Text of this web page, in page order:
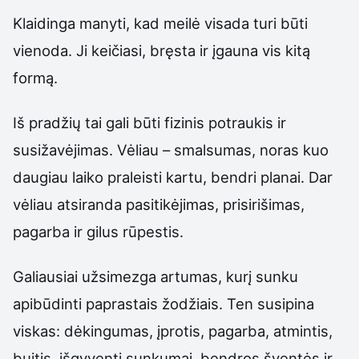
Klaidinga manyti, kad meilė visada turi būti
vienoda. Ji keičiasi, bręsta ir įgauna vis kitą
formą.
Iš pradžių tai gali būti fizinis potraukis ir
susižavėjimas. Vėliau – smalsumas, noras kuo
daugiau laiko praleisti kartu, bendri planai. Dar
vėliau atsiranda pasitikėjimas, prisirišimas,
pagarba ir gilus rūpestis.
Galiausiai užsimezga artumas, kurį sunku
apibūdinti paprastais žodžiais. Ten susipina
viskas: dėkingumas, įprotis, pagarba, atmintis,